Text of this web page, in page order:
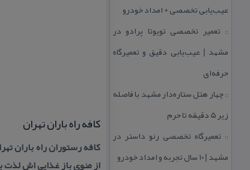
عیب‌یابی تخصصی + امداد خودرو
:: تعمیر تخصصی تویوتا پرادو در
مشهد | عیب‌یابی دقیق و تعمیرگاه
حرفه‌ای
::چهار هتل‌ ستاره‌دار مشهد با فاصله
زیر 5 دقیقه تا حرم
:: تعمیرگاه تخصصی رنو داستر در
مشهد | ۱۰ سال تجربه و امداد خودرو
كافه راه باران تهران
كافه رستوران راه باران
از منوی باز غذایی اش لذت